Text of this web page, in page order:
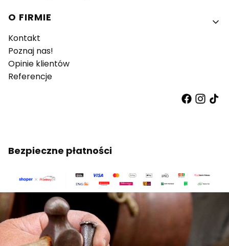
O FIRMIE
Kontakt
Poznaj nas!
Opinie klientów
Referencje
Bezpieczne płatności